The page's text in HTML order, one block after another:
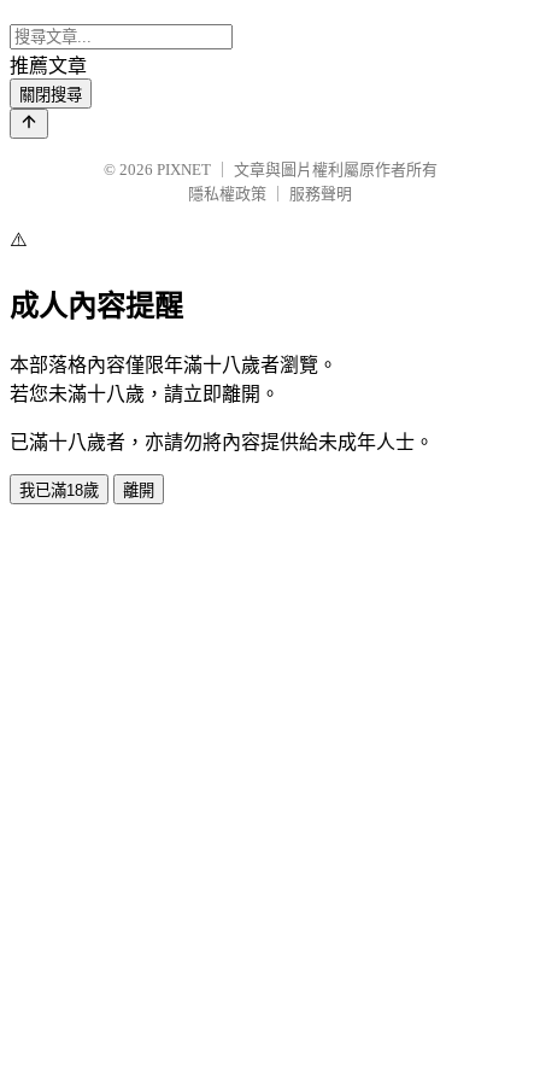
推薦文章
關閉搜尋
© 2026 PIXNET
文章與圖片權利屬原作者所有
隱私權政策
服務聲明
⚠️
成人內容提醒
本部落格內容僅限年滿十八歲者瀏覽。
若您未滿十八歲，請立即離開。
已滿十八歲者，亦請勿將內容提供給未成年人士。
我已滿18歲 離開